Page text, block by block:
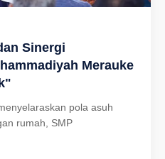
Sinergi
Merauke
pola asuh
rumah, SMP